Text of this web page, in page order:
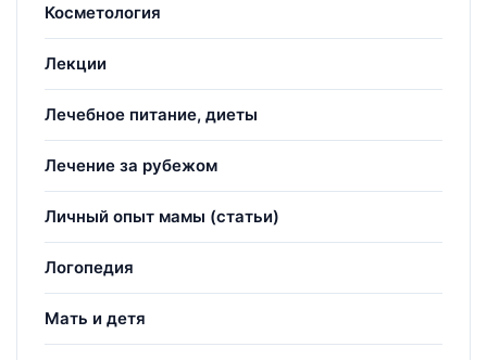
Косметология
Лекции
Лечебное питание, диеты
Лечение за рубежом
Личный опыт мамы (статьи)
Логопедия
Мать и детя